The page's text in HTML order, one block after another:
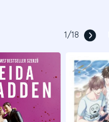
1/18